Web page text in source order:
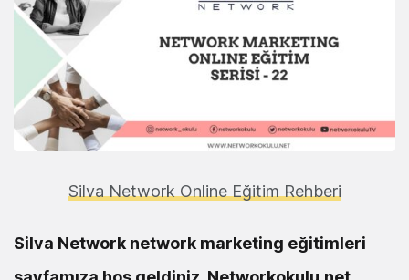
Silva Network Online Eğitim Rehberi
Silva Network network marketing eğitimleri